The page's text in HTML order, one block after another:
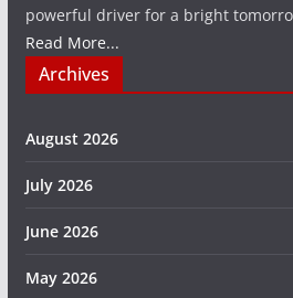
powerful driver for a bright
Read More...
Archives
August 2026
July 2026
June 2026
May 2026